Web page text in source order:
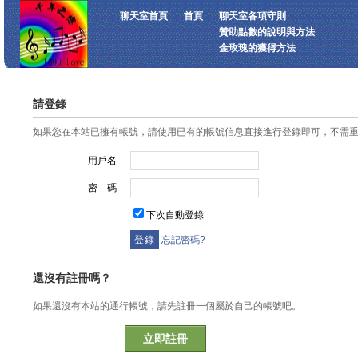
聊天室首頁 首頁
聊天室各項守則
贊助點數的說明與方法
金玫瑰的獲得方法
請登錄
如果您在本站已擁有帳號，請使用已有的帳號信息直接進行登錄即可，不需
用戶名
密 碼
下次自動登錄
忘記密碼?
還沒有註冊嗎？
如果還沒有本站的通行帳號，請先註冊一個屬於自己的帳號吧。
立即註冊